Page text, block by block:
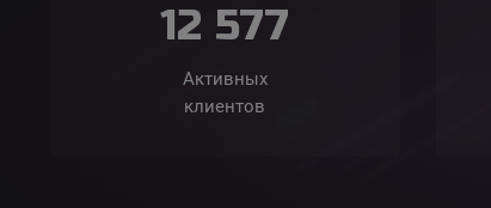
12 577
Активных
клиентов